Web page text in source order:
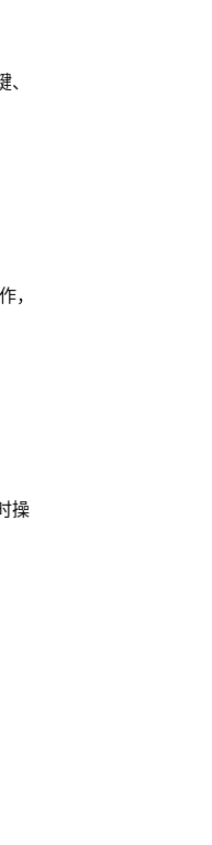
，
操